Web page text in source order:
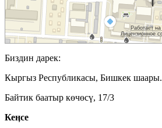
Биздин дарек:
Кыргыз Республикасы, Бишкек шаары.
Байтик баатыр көчөсү, 17/3
Кеӊсе